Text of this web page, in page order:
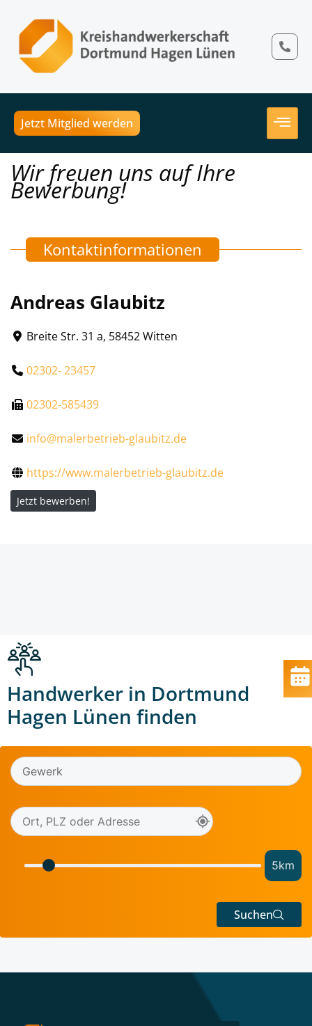
Jetzt Mitglied werden
Wir freuen uns auf Ihre
Bewerbung!
Kontaktinformationen
Andreas Glaubitz
Breite Str. 31 a, 58452 Witten
02302- 23457
02302-585439
info@malerbetrieb-glaubitz.de
https://www.malerbetrieb-glaubitz.de
Jetzt bewerben!
Handwerker in Dortmund
Hagen Lünen finden
5km
Suchen